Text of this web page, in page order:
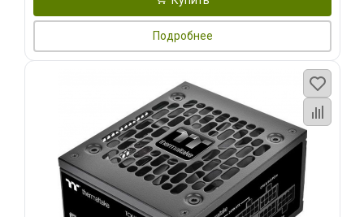
Подробнее